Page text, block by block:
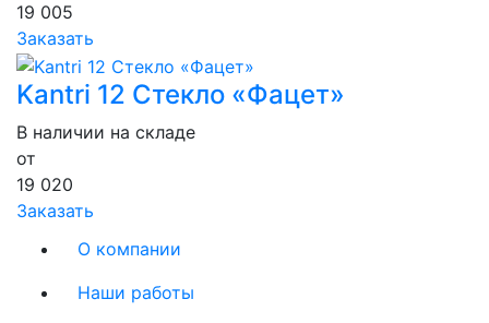
19 005
Заказать
Kantri 12 Стекло «Фацет»
В наличии на складе
от
19 020
Заказать
О компании
Наши работы